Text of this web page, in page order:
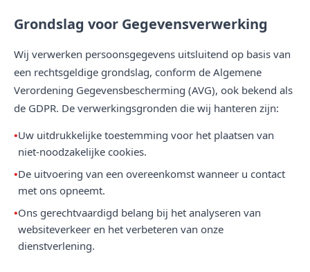
Grondslag voor Gegevensverwerking
Wij verwerken persoonsgegevens uitsluitend op basis van
een rechtsgeldige grondslag, conform de Algemene
Verordening Gegevensbescherming (AVG), ook bekend als
de GDPR. De verwerkingsgronden die wij hanteren zijn:
Uw uitdrukkelijke toestemming voor het plaatsen van
niet-noodzakelijke cookies.
De uitvoering van een overeenkomst wanneer u contact
met ons opneemt.
Ons gerechtvaardigd belang bij het analyseren van
websiteverkeer en het verbeteren van onze
dienstverlening.